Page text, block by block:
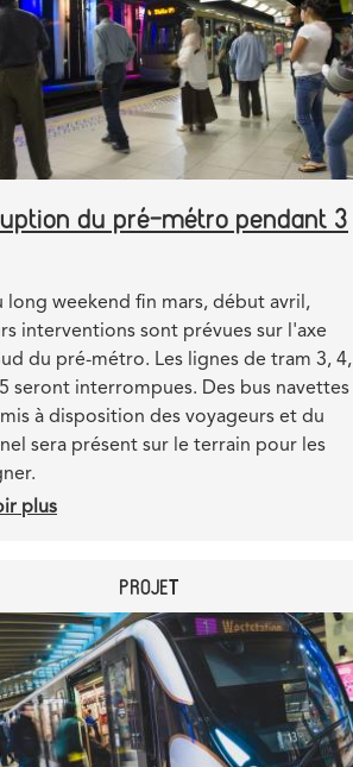
la
station
Anneessens
du pré-métro pendant 3
long weekend fin mars, début avril,
interventions sont prévues sur l'axe
du pré-métro. Les lignes de tram 3, 4,
seront interrompues. Des bus navettes
à disposition des voyageurs et du
sera présent sur le terrain pour les
plus
métro
pendant
3
jours
PROJET